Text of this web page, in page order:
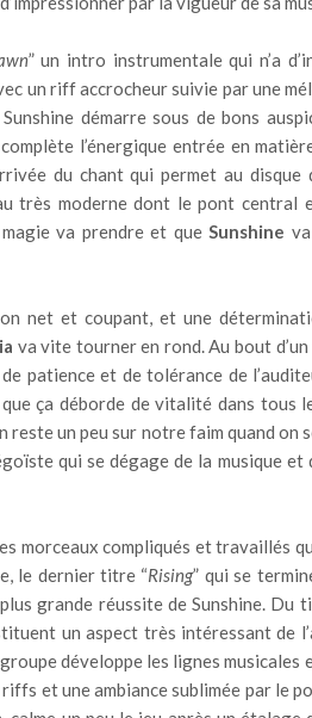
” un intro instrumentale qui n’a
un riff accrocheur suivie par une
démarre sous de bons
l’énergique entrée en
du chant qui permet au disque
très moderne dont le pont central
va prendre et queSunshine
net et coupant, et une
va vite tourner en rond. Au bout
patience et de tolérance de
ça déborde de vitalité dans tous
un peu sur notre faim quand on
qui se dégage de la musique et
morceaux compliqués et travaillés
le dernier titre “Rising” qui se
grande réussite de Sunshine. Du
un aspect très intéressant de
développe les lignes
riffs et une ambiance sublimée par le